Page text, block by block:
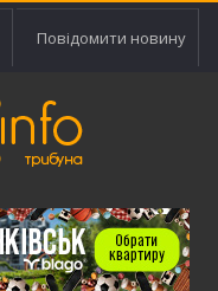
Повідомити новину